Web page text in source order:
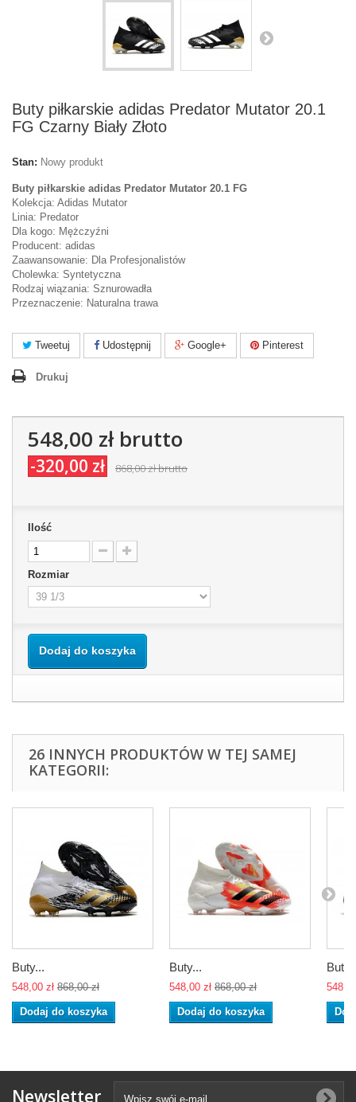
Buty piłkarskie adidas Predator Mutator 20.1
FG Czarny Biały Złoto
Stan: Nowy produkt
Buty piłkarskie adidas Predator Mutator 20.1 FG
Kolekcja: Adidas Mutator
Linia: Predator
Dla kogo: Mężczyźni
Producent: adidas
Zaawansowanie: Dla Profesjonalistów
Cholewka: Syntetyczna
Rodzaj wiązania: Sznurowadła
Przeznaczenie: Naturalna trawa
Tweetuj Udostępnij Google+ Pinterest
Drukuj
548,00 złbrutto
-320,00 zł 868,00 złbrutto
Ilość
Rozmiar
Dodaj do koszyka
26 INNYCH PRODUKTÓW W TEJ SAMEJ
KATEGORII:
Buty...
548,00 zł 868,00 zł
Dodaj do koszyka
Buty...
548,00 zł 868,00 zł
Dodaj do koszyka
Newsletter